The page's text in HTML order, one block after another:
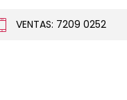
VENTAS: 7209 0252